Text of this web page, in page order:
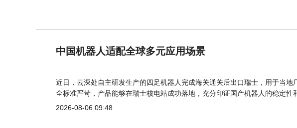
中国机器人适配全球多元应用场景
近日，云深处自主研发生产的四足机器人完成海关通关后出口瑞士，用于当
全标准严苛，产品能够在瑞士核电站成功落地，充分印证国产机器人的稳定性
2026-08-06 09:48